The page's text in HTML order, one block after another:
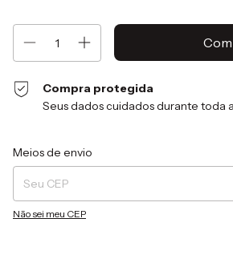
Compra protegida
Seus dados cuidados durante toda
Entregas para o CEP:
Meios de envio
Não sei meu CEP